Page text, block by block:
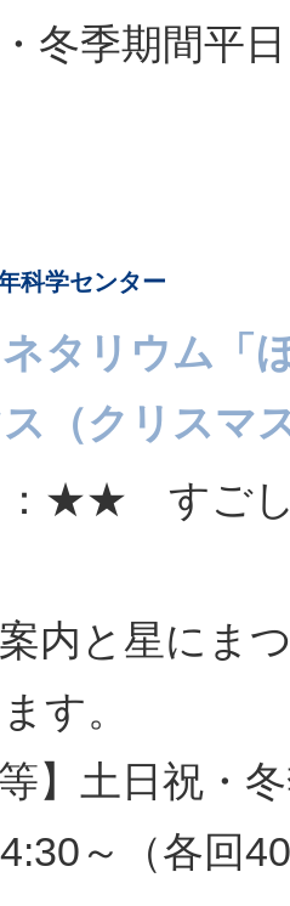
冬季期間平
科学センター
タリウム「
（クリスマ
：★★ すごし
内と星にま
す。
等】土日祝・
～（各回